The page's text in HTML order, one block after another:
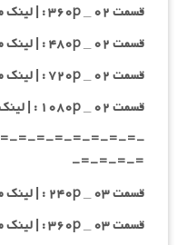
قسمت ۰۲ _ ۳۶۰p : | لینک مستقیم | دوبله فارسی
قسمت ۰۲ _ ۴۸۰p : | لینک مستقیم | دوبله فارسی
قسمت ۰۲ _ ۷۲۰p : | لینک مستقیم | دوبله فارسی
قسمت ۰۲ _ ۱۰۸۰p : | لینک مستقیم | دوبله فارسی
=-=-=-=-=-=-=-
=-=-=-=-
قسمت ۰۳ _ ۲۴۰p : | لینک مستقیم | دوبله فارسی
قسمت ۰۳ _ ۳۶۰p : | لینک مستقیم | دوبله فارسی